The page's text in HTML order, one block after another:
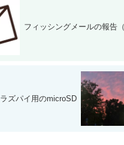
フィッシングメールの報告
ラズパイ用のmicroSD